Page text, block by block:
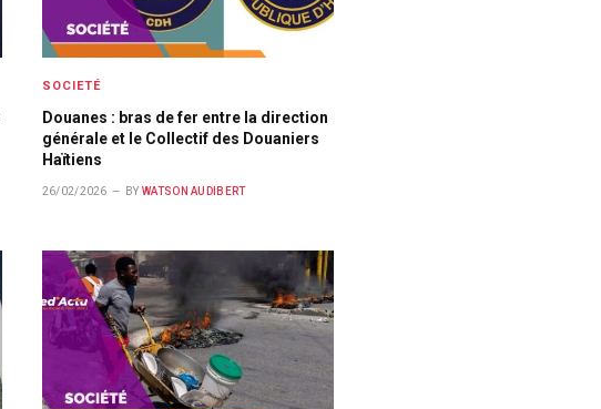
SOCIETÉ
Douanes : bras de fer entre la direction
générale et le Collectif des Douaniers
Haïtiens
26/02/2026 BY WATSON AUDIBERT